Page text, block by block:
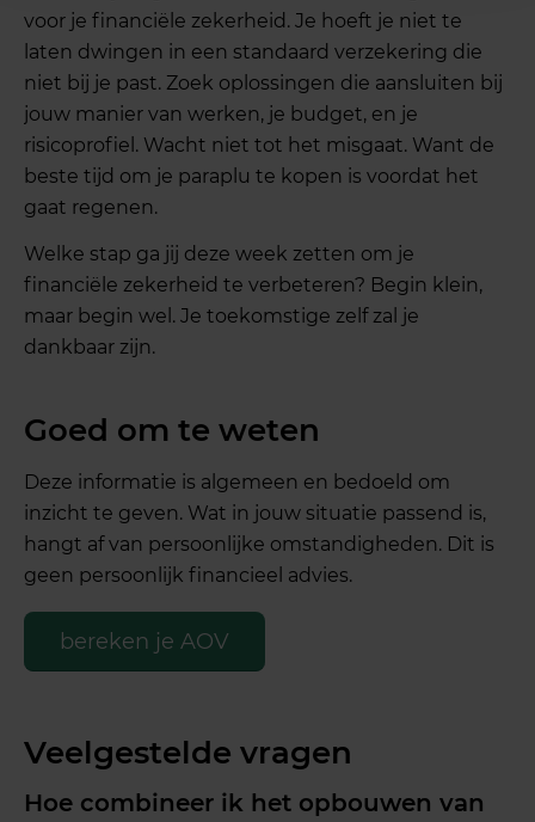
voor je financiële zekerheid. Je hoeft je niet te
laten dwingen in een standaard verzekering die
niet bij je past. Zoek oplossingen die aansluiten bij
jouw manier van werken, je budget, en je
risicoprofiel. Wacht niet tot het misgaat. Want de
beste tijd om je paraplu te kopen is voordat het
gaat regenen.
Welke stap ga jij deze week zetten om je
financiële zekerheid te verbeteren? Begin klein,
maar begin wel. Je toekomstige zelf zal je
dankbaar zijn.
Goed om te weten
Deze informatie is algemeen en bedoeld om
inzicht te geven. Wat in jouw situatie passend is,
hangt af van persoonlijke omstandigheden. Dit is
geen persoonlijk financieel advies.
bereken je AOV
Veelgestelde vragen
Hoe combineer ik het opbouwen van